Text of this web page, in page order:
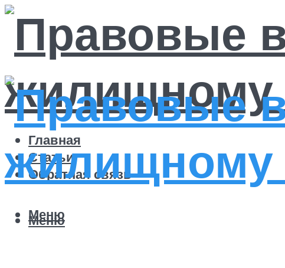
Главная
Статьи
Обратная связь
Меню
Меню